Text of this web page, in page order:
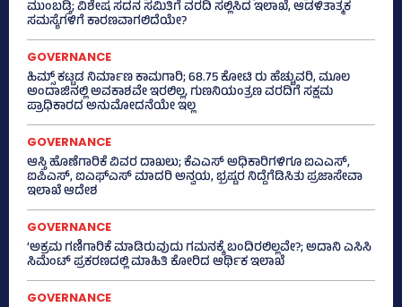
ಮುಂಬಡ್ತಿ; ವಿಶೇಷ ಸದನ ಸಮಿತಿಗೆ ವರದಿ ಸಲ್ಲಿಸಿದ ಇಲಾಖೆ, ಆಡಳಿತಾತ್ಮಕ
ಸಮಸ್ಯೆಗಳಿಗೆ ಕಾರಣವಾಗಲಿದೆಯೇ?
GOVERNANCE
ಹಿಮ್ಸ್‌ ಕಟ್ಟಡ ನಿರ್ಮಾಣ ಕಾಮಗಾರಿ; 68.75 ಕೋಟಿ ರು ಹೆಚ್ಚುವರಿ, ಮೂಲ
ಅಂದಾಜಿನಲ್ಲಿ ಅವಕಾಶವೇ ಇರಲಿಲ್ಲ, ಗುಣನಿಯಂತ್ರಣ ವರದಿಗೆ ಸಕ್ಷಮ
ಪ್ರಾಧಿಕಾರದ ಅನುಮೋದನೆಯೇ ಇಲ್ಲ
GOVERNANCE
ಆಸ್ತಿ ಹೊಣೆಗಾರಿಕೆ ವಿವರ ದಾಖಲು; ಕೆಎಎಸ್ ಅಧಿಕಾರಿಗಳಿಗೂ ಐಎಎಸ್‌,
ಐಪಿಎಸ್‌, ಐಎಫ್‌ಎಸ್‌ ಮಾದರಿ ಅನ್ವಯ, ಭ್ರಷ್ಟರ ನಿದ್ದೆಗೆಡಿಸಿತು ಪ್ರಜಾಸೇವಾ
ಇಲಾಖೆ ಆದೇಶ
GOVERNANCE
‘ಅಕ್ರಮ ಗಣಿಗಾರಿಕೆ ಮಾಡಿರುವುದು ಗಮನಕ್ಕೆ ಬಂದಿರಲಿಲ್ಲವೇ?; ಅದಾನಿ ಎಸಿಸಿ
ಸಿಮೆಂಟ್ ಪ್ರಕರಣದಲ್ಲಿ ಮಾಹಿತಿ ಕೋರಿದ ಆರ್ಥಿಕ ಇಲಾಖೆ
GOVERNANCE